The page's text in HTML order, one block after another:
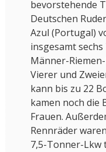
bevorstehende
Deutschen
Azul (Portugal)
insgesamt
Männer-
Vierer und
kann bis zu 22
kamen noch die
Frauen.
Rennräder
7,5-Tonner-